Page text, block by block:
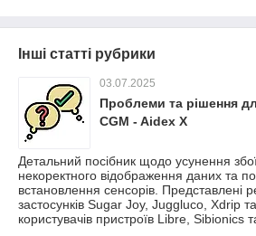
Інші статті рубрики
03.07.2025
Проблеми та рішення
CGM - Aidex X
Детальний посібник щодо усунення
некоректного відображення даних та
встановлення сенсорів. Представлені
застосунків Sugar Joy, Juggluco, Xdrip
користувачів пристроїв Libre, Sibionics